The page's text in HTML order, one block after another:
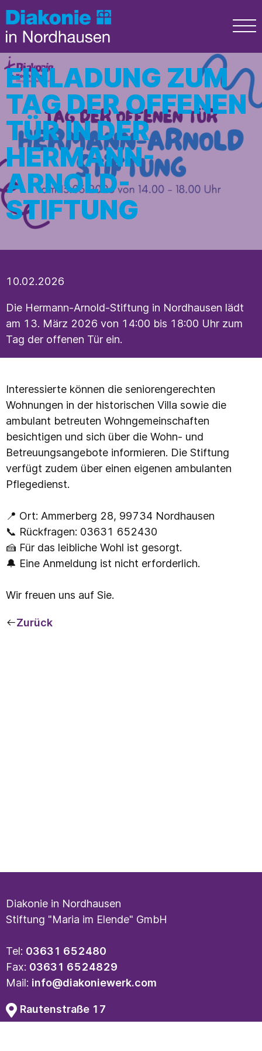
EINLADUNG ZUM
TAG DER OFFENEN
TÜR IN DER
HERMANN-
ARNOLD-
STIFTUNG
10.02.2026
Die Hermann-Arnold-Stiftung in Nordhausen lädt
am 13. März 2026 von 14:00 bis 18:00 Uhr zum
Tag der offenen Tür ein.
Interessierte können die seniorengerechten
Wohnungen in der historischen Villa sowie die
ambulant betreuten Wohngemeinschaften
besichtigen und sich über die Wohn- und
Betreuungsangebote informieren. Die Stiftung
verfügt zudem über einen eigenen ambulanten
Pflegedienst.
📍 Ort: Ammerberg 28, 99734 Nordhausen
📞 Rückfragen: 03631 652430
🍰 Für das leibliche Wohl ist gesorgt.
🔔 Eine Anmeldung ist nicht erforderlich.
Wir freuen uns auf Sie.
Zurück
Diakonie in Nordhausen
Stiftung "Maria im Elende" GmbH
Tel: 03631 652480
Fax: 03631 6524829
Mail: info@diakoniewerk.com
Rautenstraße 17
99734 Nordhausen